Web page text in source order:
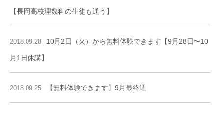
【長岡高校理数科の生徒も通う】
2018.09.28 10月2日（火）から無料体験できます【9月28日〜10
月1日休講】
2018.09.25 【無料体験できます】9月最終週